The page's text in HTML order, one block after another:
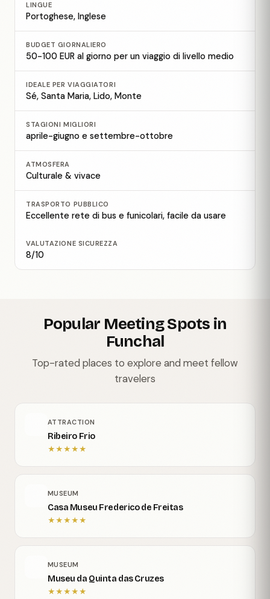
LINGUE
Portoghese, Inglese
BUDGET GIORNALIERO
50-100 EUR al giorno per un viaggio di livello medio
IDEALE PER VIAGGIATORI
Sé, Santa Maria, Lido, Monte
STAGIONI MIGLIORI
aprile-giugno e settembre-ottobre
ATMOSFERA
Culturale & vivace
TRASPORTO PUBBLICO
Eccellente rete di bus e funicolari, facile da usare
VALUTAZIONE SICUREZZA
8/10
Popular Meeting Spots in
Funchal
Top-rated places to explore and meet fellow
travelers
ATTRACTION
Ribeiro Frio
★★★★★
MUSEUM
Casa Museu Frederico de Freitas
★★★★★
MUSEUM
Museu da Quinta das Cruzes
★★★★★